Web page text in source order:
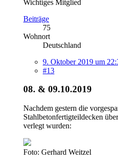
Wichtiges Mitglied
Beiträge
75
Wohnort
Deutschland
9. Oktober 2019 um
#13
08. & 09.10.2019
Nachdem gestern die
Stahlbetonfertigteildecken
verlegt wurden:
Foto: Gerhard Weitzel